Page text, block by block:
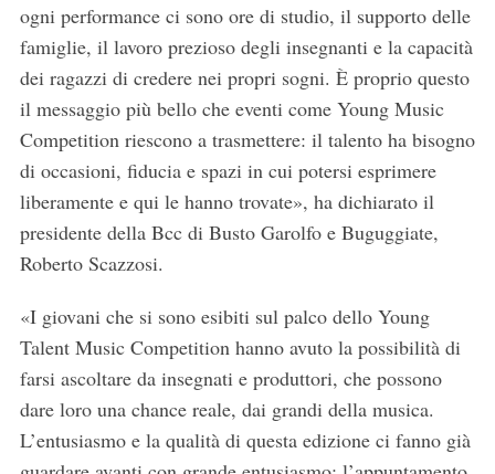
ogni performance ci sono ore di studio, il supporto delle
famiglie, il lavoro prezioso degli insegnanti e la capacità
dei ragazzi di credere nei propri sogni. È proprio questo
il messaggio più bello che eventi come Young Music
Competition riescono a trasmettere: il talento ha bisogno
di occasioni, fiducia e spazi in cui potersi esprimere
liberamente e qui le hanno trovate», ha dichiarato il
presidente della Bcc di Busto Garolfo e Buguggiate,
Roberto Scazzosi.
«I giovani che si sono esibiti sul palco dello Young
Talent Music Competition hanno avuto la possibilità di
farsi ascoltare da insegnati e produttori, che possono
dare loro una chance reale, dai grandi della musica.
L’entusiasmo e la qualità di questa edizione ci fanno già